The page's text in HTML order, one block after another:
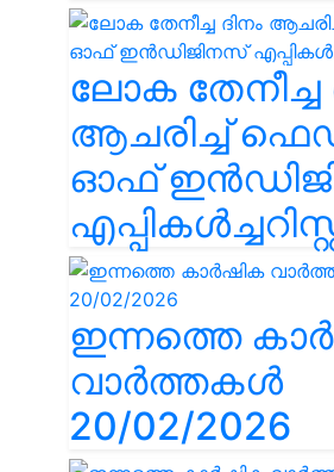
ലോക തേനീച്ച
ആചരിച്ച്
ഓഫ്
ഇന്നത്തെ
വാർത്തകൾ
20/02/2026